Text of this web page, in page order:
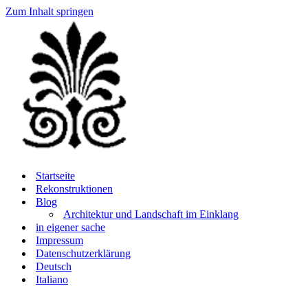
Zum Inhalt springen
Startseite
Rekonstruktionen
Blog
Architektur und Landschaft im Einklang
in eigener sache
Impressum
Datenschutzerklärung
Deutsch
Italiano